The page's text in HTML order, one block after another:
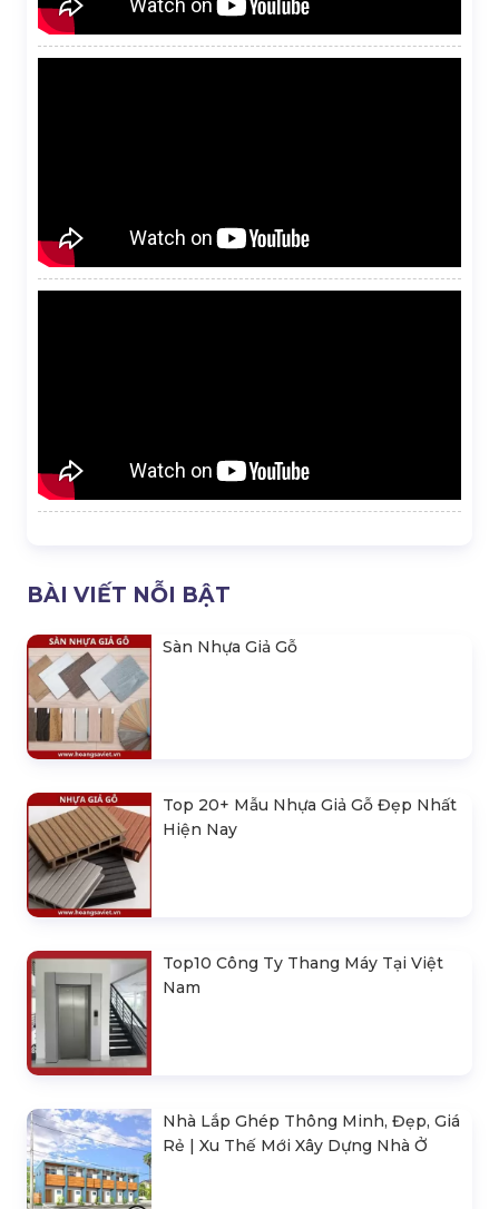
BÀI VIẾT NỖI BẬT
Sàn Nhựa Giả Gỗ
Top 20+ Mẫu Nhựa Giả Gỗ Đẹp Nhất
Hiện Nay
Top10 Công Ty Thang Máy Tại Việt
Nam
Nhà Lắp Ghép Thông Minh, Đẹp, Giá
Rẻ | Xu Thế Mới Xây Dựng Nhà Ở